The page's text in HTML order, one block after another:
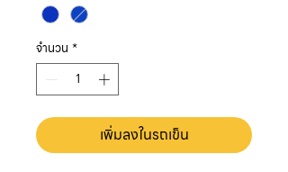
จำนวน *
เพิ่มลงในรถเข็น